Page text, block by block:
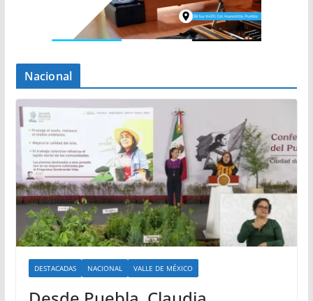
Nacional
DESTACADAS NACIONAL VALLE DE MÉXICO